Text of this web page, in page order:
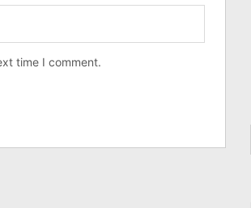
time I comment.